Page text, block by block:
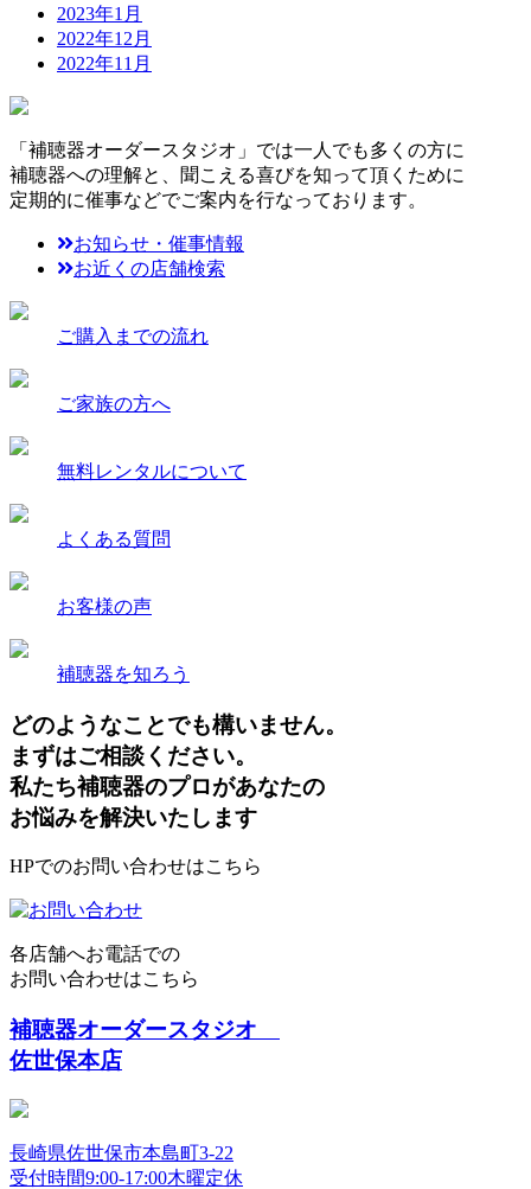
2023年1月
2022年12月
2022年11月
「補聴器オーダースタジオ」では一人でも多くの方に
補聴器への理解と、聞こえる喜びを知って頂くために
定期的に催事などでご案内を行なっております。
お知らせ・催事情報
お近くの店舗検索
ご購入までの流れ
ご家族の方へ
無料レンタルについて
よくある質問
お客様の声
補聴器を知ろう
どのようなことでも構いません。
まずはご相談ください。
私たち補聴器のプロがあなたの
お悩みを解決いたします
HPでのお問い合わせはこちら
各店舗へお電話での
お問い合わせはこちら
補聴器オーダースタジオ
佐世保本店
長崎県佐世保市本島町3-22
受付時間9:00-17:00木曜定休